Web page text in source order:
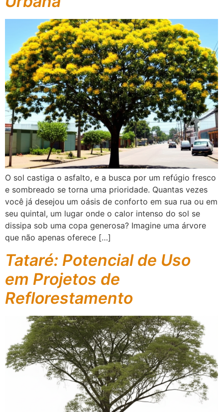
O sol castiga o asfalto, e a busca por um refúgio fresco
e sombreado se torna uma prioridade. Quantas vezes
você já desejou um oásis de conforto em sua rua ou em
seu quintal, um lugar onde o calor intenso do sol se
dissipa sob uma copa generosa? Imagine uma árvore
que não apenas oferece […]
Tataré: Potencial de Uso
em Projetos de
Reflorestamento